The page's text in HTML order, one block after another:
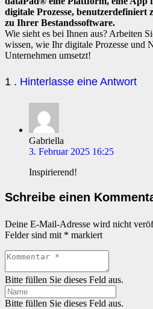
digitale Prozesse, benutzerdefiniert
zu Ihrer Bestandssoftware.
Wie sieht es bei Ihnen aus? Arbeiten
wissen, wie Ihr digitale Prozesse und
Unternehmen umsetzt!
1 Kommentar
. Hinterlasse eine Antwort
Gabriella
3. Februar 2025 16:25
Inspirierend!
Schreibe einen
Deine E-Mail-Adresse wird nicht
Felder sind mit * markiert
Bitte füllen Sie dieses Feld aus.
Bitte füllen Sie dieses Feld aus.